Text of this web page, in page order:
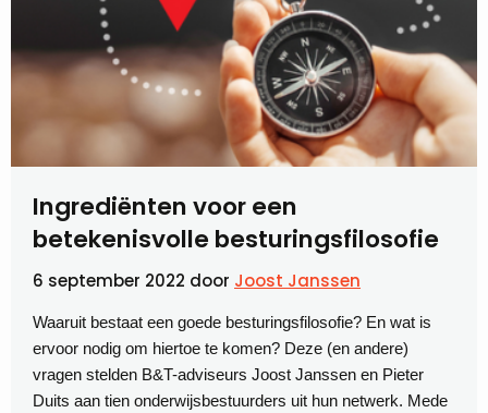
Ingrediënten voor een
betekenisvolle besturingsfilosofie
6 september 2022 door Joost Janssen
Waaruit bestaat een goede besturingsfilosofie? En wat is
ervoor nodig om hiertoe te komen? Deze (en andere)
vragen stelden B&T-adviseurs Joost Janssen en Pieter
Duits aan tien onderwijsbestuurders uit hun netwerk. Mede